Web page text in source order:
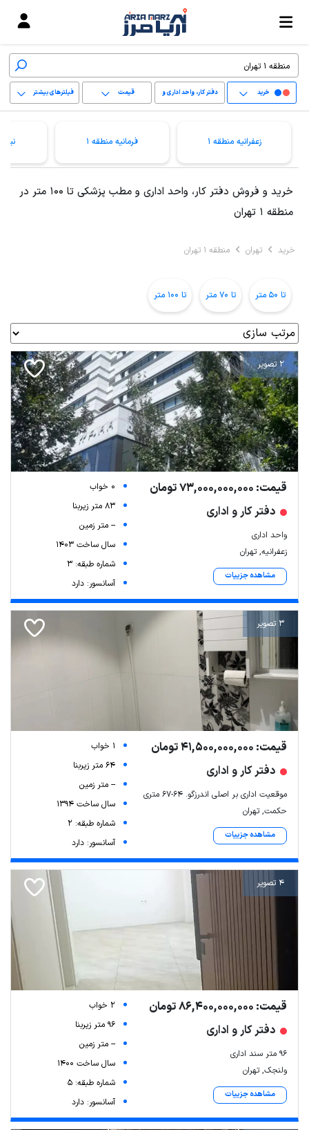
خرید دفتر کار، واحد اداری و
مطب پزشکی
قیمت فیلترهای بیشتر
پاک کردن محدوده
زعفرانیه منطقه 1 فرمانیه منطقه 1
خرید و فروش دفتر کار، واحد اداری و مطب پزشکی تا 100 متر در
منطقه 1 تهران
خرید تهران منطقه 1 تهران
تا 50 متر تا 70 متر تا 100 متر
2 تصویر
قیمت: 73,000,000,000 تومان
دفتر کار و اداری
واحد اداری
زعفرانیه, تهران
مشاهده جزییات
0 خواب
83 متر زیربنا
-- متر زمین
سال ساخت 1403
شماره طبقه: 3
آسانسور: دارد
3 تصویر
قیمت: 41,500,000,000 تومان
دفتر کار و اداری
موقعیت اداری بر اصلی اندرزگو. ۶۴-۶۷ متری
حکمت, تهران
مشاهده جزییات
1 خواب
64 متر زیربنا
-- متر زمین
سال ساخت 1394
شماره طبقه: 2
آسانسور: دارد
4 تصویر
قیمت: 86,400,000,000 تومان
دفتر کار و اداری
96 متر سند اداری
ولنجک, تهران
مشاهده جزییات
2 خواب
96 متر زیربنا
-- متر زمین
سال ساخت 1400
شماره طبقه: 5
آسانسور: دارد